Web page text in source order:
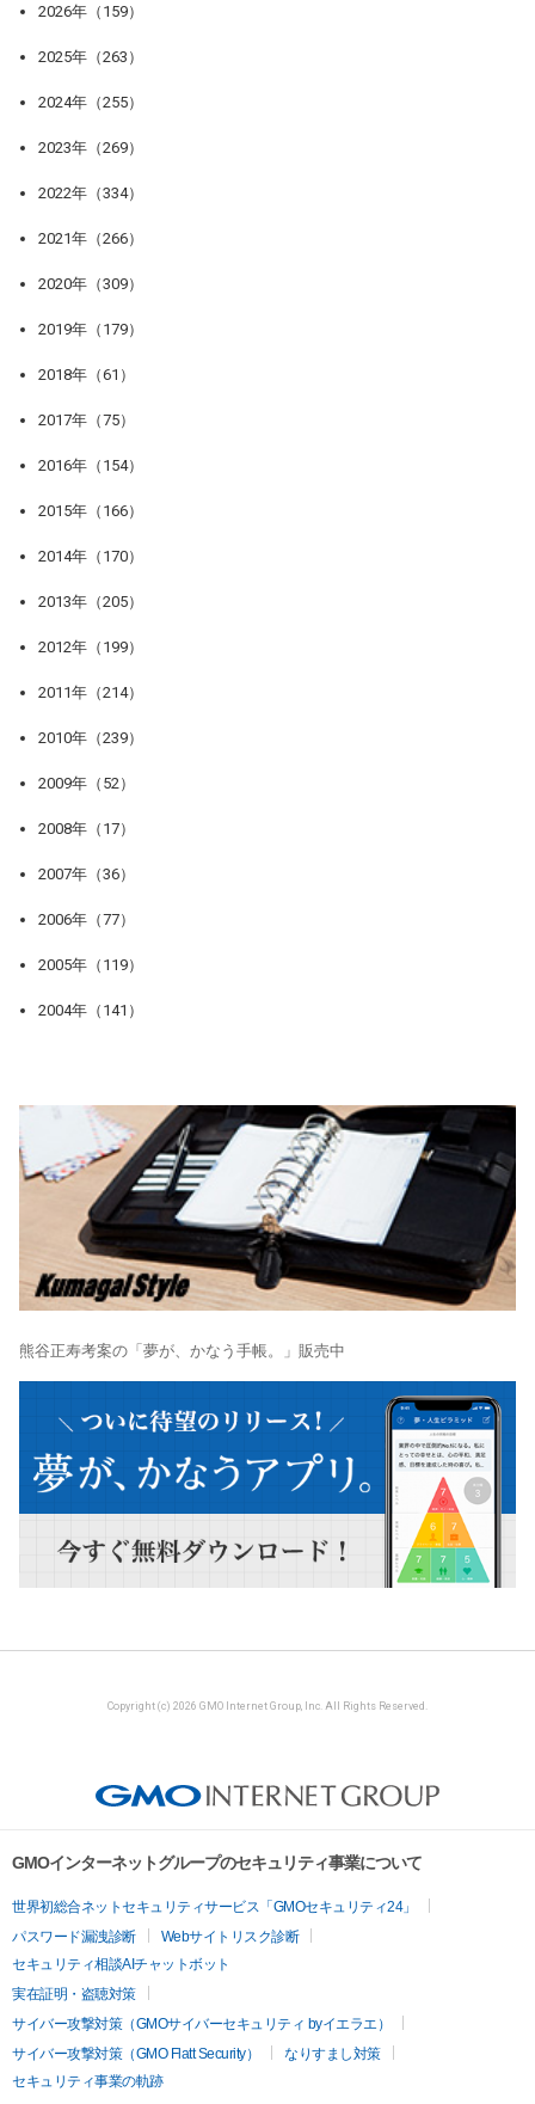
2026年（159）
2025年（263）
2024年（255）
2023年（269）
2022年（334）
2021年（266）
2020年（309）
2019年（179）
2018年（61）
2017年（75）
2016年（154）
2015年（166）
2014年（170）
2013年（205）
2012年（199）
2011年（214）
2010年（239）
2009年（52）
2008年（17）
2007年（36）
2006年（77）
2005年（119）
2004年（141）
熊谷正寿考案の「夢が、かなう手帳。」販売中
Copyright (c) 2026 GMO Internet Group, Inc. All Rights Reserved.
GMOインターネットグループのセキュリティ事業について
世界初総合ネットセキュリティサービス「GMOセキュリティ24」
パスワード漏洩診断
Webサイトリスク診断
セキュリティ相談AIチャットボット
実在証明・盗聴対策
サイバー攻撃対策（GMOサイバーセキュリティ byイエラエ）
サイバー攻撃対策（GMO Flatt Security）
なりすまし対策
セキュリティ事業の軌跡